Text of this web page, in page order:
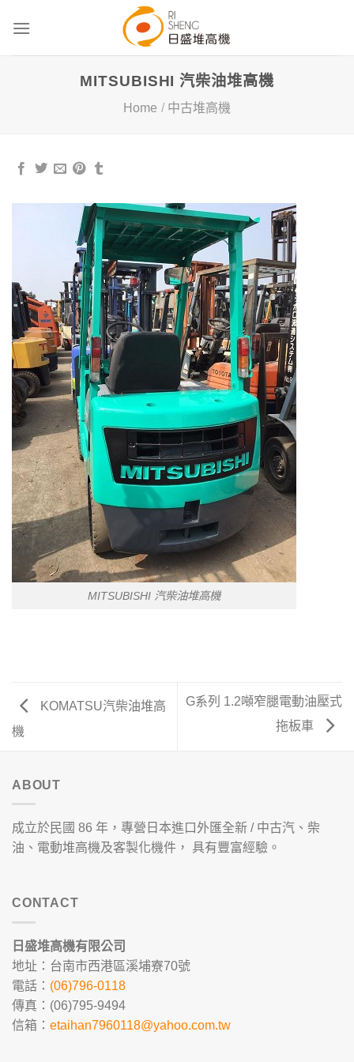
MITSUBISHI 汽柴油堆高機
Home / 中古堆高機
MITSUBISHI 汽柴油堆高機
KOMATSU汽柴油堆高
機
G系列 1.2噸窄腿電動油壓式
拖板車
ABOUT
成立於民國 86 年，專營日本進口外匯全新 / 中古汽、柴
油、電動堆高機及客製化機件， 具有豐富經驗。
CONTACT
日盛堆高機有限公司
地址：台南市西港區溪埔寮70號
電話： (06)796-0118
傳真：(06)795-9494
信箱： etaihan7960118@yahoo.com.tw